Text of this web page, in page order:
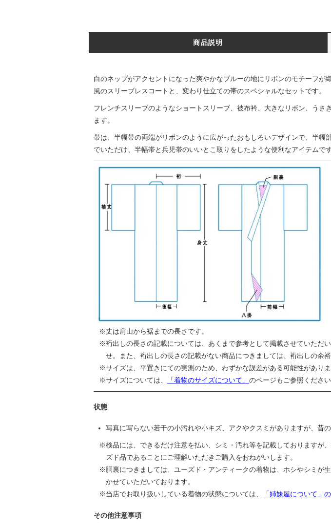
商品説明
白のネップがアクセントになった爽やかなブルーの地にリボンのモチーフ
風のスリーブレスコートと、変わり仕立ての帯のスペシャルなセットです。
フレンチスリーブのようなショートスリーブ、被布衿、大きなリボン、う
ます。
帯は、半幅帯の両端がリボンのように広がったおもしろいデザインで、半
でいただけ、半幅帯と兵児帯のいいとこ取りをしたような便利なアイテムです
丈は肩山から裾までの長さです。
裄出しの長さの記載については、あくまで参考として掲載させていただ
せ。また、裄出しの長さの記載がない商品につきましては、裄出しの余
サイズは、平置きにての実測のため、わずかな誤差がある可能性がありま
サイズについては、
「着物のサイズについて」 のページもご参照ください
状態
写真に写らない若干の小汚れや小キズ、アクやクスミがありますが、昔
検品には、できるだけ注意を払い、シミ・汚れ等を記載しておりますが
ズド品であることにご理解いただきご購入をおねがいします。
胴裏につきましては、ユーズド・アンティークの着物は、ホシやシミが
かせていただいております。
当店でお取り扱いしている着物の状態については、
「姉妹屋について」
その他注意事項